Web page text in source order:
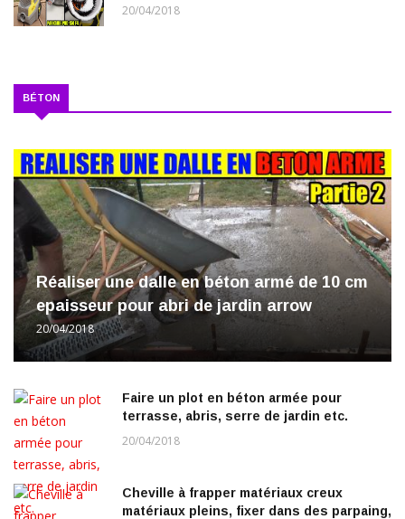
20/04/2018
BÉTON
Réaliser une dalle en béton armé de 10 cm
epaisseur pour abri de jardin arrow
20/04/2018
Faire un plot en béton armée pour
terrasse, abris, serre de jardin etc.
20/04/2018
Cheville à frapper matériaux creux
matériaux pleins, fixer dans des parpaing,